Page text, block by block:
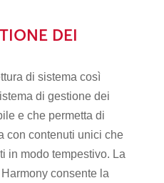
DEI
di sistema così
di gestione dei
e che permetta di
con contenuti unici che
in modo tempestivo. La
consente la